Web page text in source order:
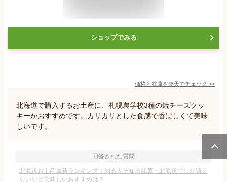
ショップでみる
価格と在庫を楽天でチェック >>
北海道で購入するお土産に、札幌農学校3種の焼チーズクッ
キーがおすすめです。カリカリとした食感で香ばしくて美味
しいです。
回答された質問
北海道お土産最新ランキング｜知る人ぞ知る銘菓・北海道でしか買え
ないなど美味しいおすすめは？